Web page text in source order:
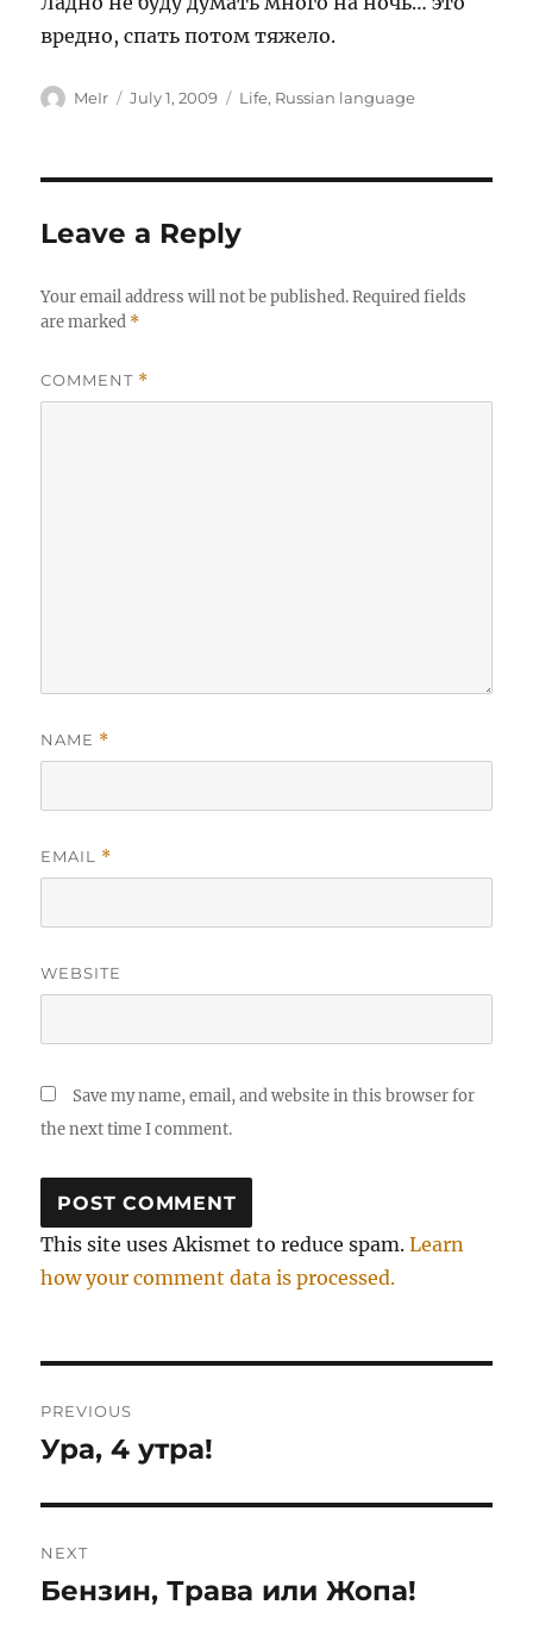
вредно, спать потом тяжело.
Author
MeIr
Posted
July 1, 2009 Categories
Life, Russian language
Leave a Reply
Your email address will not be published. Required fields
are marked *
COMMENT *
NAME *
EMAIL *
WEBSITE
Save my name, email, and website in this browser for
the next time I comment.
This site uses Akismet to reduce spam.Learn
how your comment data is processed.
navigation
PREVIOUS
Previous
Ура, 4 утра!
NEXT
Next
Бензин, Трава или Жопа!